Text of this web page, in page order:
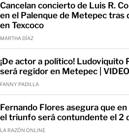
Cancelan concierto de Luis R.
en el Palenque de Metepec tras
en Texcoco
MARTHA DÍAZ
¡De actor a político! Ludoviquito
será regidor en Metepec | VIDEO
FANNY PADILLA
Fernando Flores asegura que
el triunfo será contundente el 2
LA RAZÓN ONLINE